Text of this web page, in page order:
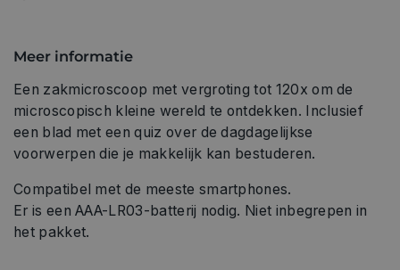
Meer informatie
Een zakmicroscoop met vergroting tot 120x om de
microscopisch kleine wereld te ontdekken. Inclusief
een blad met een quiz over de dagdagelijkse
voorwerpen die je makkelijk kan bestuderen.
Compatibel met de meeste smartphones.
Er is een AAA-LR03-batterij nodig. Niet inbegrepen in
het pakket.